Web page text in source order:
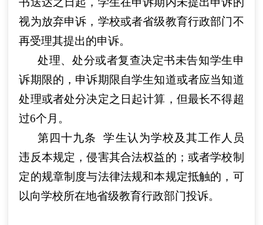
视为放弃申诉，学校或者省级教育行政部门不
再受理其提出的申诉。
处理、处分或者复查决定书未告知学生申
诉期限的，申诉期限自学生知道或者应当知道
处理或者处分决定之日起计算，但最长不得超
过6个月。
第四十九条
学生认为学校及其工作人员
违反本规定，侵害其合法权益的；或者学校制
定的规章制度与法律法规和本规定抵触的，可
以向学校所在地省级教育行政部门投诉。